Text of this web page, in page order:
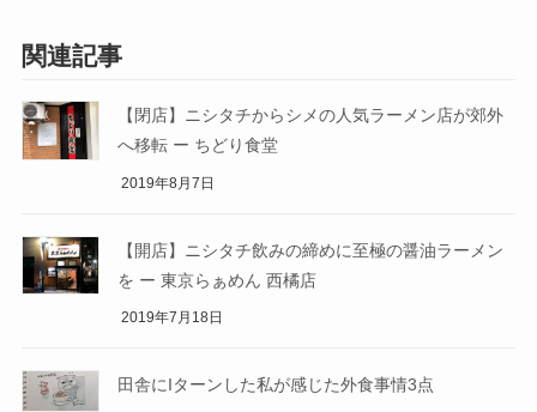
関連記事
【閉店】ニシタチからシメの人気ラーメン店が郊外
へ移転 ー ちどり食堂
2019年8月7日
【開店】ニシタチ飲みの締めに至極の醤油ラーメン
を ー 東京らぁめん 西橘店
2019年7月18日
田舎にIターンした私が感じた外食事情3点